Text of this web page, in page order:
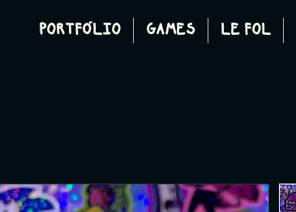
PORTFÓLIO GAMES LE FOL